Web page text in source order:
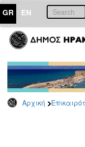
GR EN
Αρχική
ΕΠΙΚΑΙΡΟΤΗΤΑ
Τύπου
Αρχείο
2026
2025